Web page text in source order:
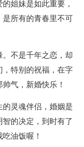
姐妹是如此重要，
所有的青春里不可
。不是千年之恋，却
特别的祝福，在字
气，新婚快乐！
的灵魂伴侣，婚姻是
智的决定，到时有了
油饭喔！